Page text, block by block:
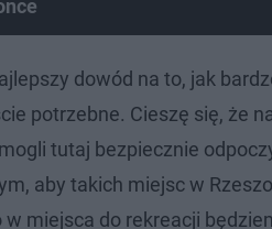
dowód na to, jak
potrzebne. Cieszę się, że
tutaj bezpiecznie
aby takich miejsc w
miejsca do rekreacji